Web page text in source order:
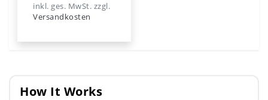
inkl. ges. MwSt. zzgl.
Versandkosten
How It Works